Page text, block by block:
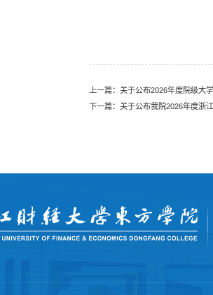
上一篇： 关于公布2026年度院级大
下一篇： 关于公布我院2026年度浙